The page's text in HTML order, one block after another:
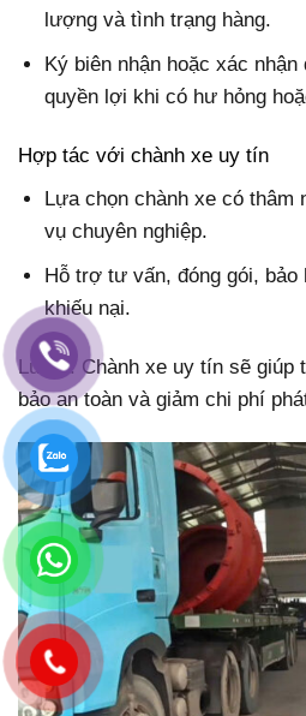
lượng và tình trạng hàng.
Ký biên nhận hoặc xác
quyền lợi khi có hư hỏng
Hợp tác với chành xe uy tín
Lựa chọn chành xe có thâm
vụ chuyên nghiệp.
Hỗ trợ tư vấn, đóng gói, bảo
khiếu nại.
Lưu ý: Chành xe uy tín sẽ giúp
bảo an toàn và giảm chi phí